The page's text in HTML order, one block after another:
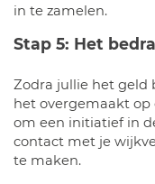
in te zamelen.
Stap 5: Het
Zodra jullie het geld
het overgemaakt op
om een initiatief in
contact met je
te maken.